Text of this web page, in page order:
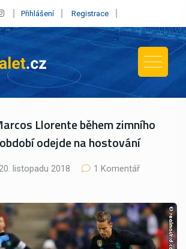
Přihlášení Registrace
Llorente během zimního
odejde na hostování
listopadu 2018
1 Komentář